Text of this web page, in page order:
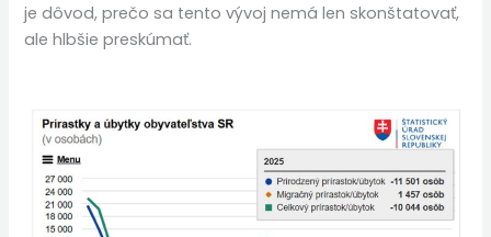
je dôvod, prečo sa tento vývoj nemá len skonštatovať,
ale hlbšie preskúmať.